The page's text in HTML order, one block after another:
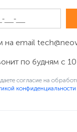
на email
по будням с
согласие на
конфиденциальности